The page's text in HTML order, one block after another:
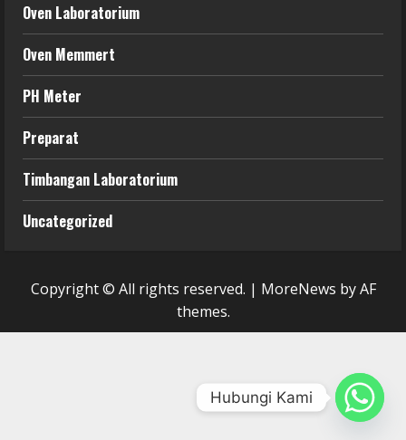
Oven Laboratorium
Oven Memmert
PH Meter
Preparat
Timbangan Laboratorium
Uncategorized
Copyright © All rights reserved. | MoreNews by AF
themes.
Hubungi Kami